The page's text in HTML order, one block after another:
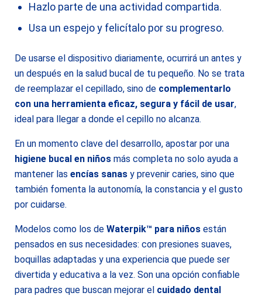
Hazlo parte de una actividad compartida.
Usa un espejo y felicítalo por su progreso.
De usarse el dispositivo diariamente, ocurrirá un antes y
un después en la salud bucal de tu pequeño. No se trata
de reemplazar el cepillado, sino de complementarlo
con una herramienta eficaz, segura y fácil de usar,
ideal para llegar a donde el cepillo no alcanza.
En un momento clave del desarrollo, apostar por una
higiene bucal en niños más completa no solo ayuda a
mantener las encías sanas y prevenir caries, sino que
también fomenta la autonomía, la constancia y el gusto
por cuidarse.
Modelos como los de Waterpik™ para niños están
pensados en sus necesidades: con presiones suaves,
boquillas adaptadas y una experiencia que puede ser
divertida y educativa a la vez. Son una opción confiable
para padres que buscan mejorar el cuidado dental